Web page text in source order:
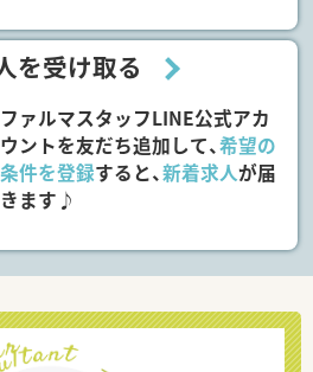
を受け取る
ファルマスタッフLINE公式アカ
ウントを友だち追加して、希望の
条件を登録すると、新着求人が届
きます♪